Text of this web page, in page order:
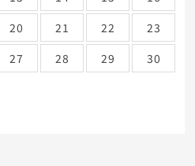
20 21 22
23
27 28 29
30